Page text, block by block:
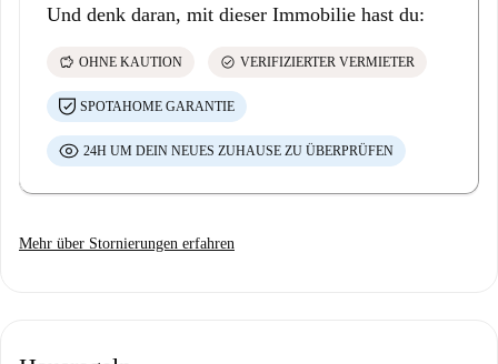
Und denk daran, mit dieser Immobilie hast du:
savings OHNE KAUTION check_circle VERIFIZIERTER VERMIETER
SPOTAHOME GARANTIE
24H UM DEIN NEUES ZUHAUSE ZU ÜBERPRÜFEN
Mehr über Stornierungen erfahren